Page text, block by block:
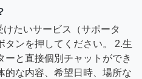
たいサービス（サポータ
タンを押してください。 2.生
と直接個別チャットができ
的な内容、希望日時、場所な